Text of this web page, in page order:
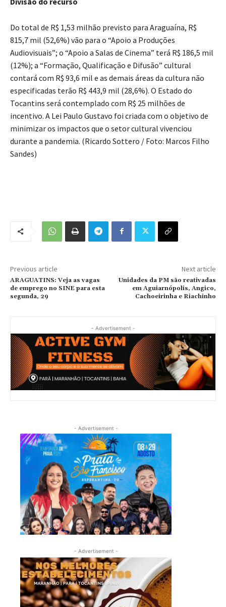
Do total de R$ 1,53 milhão previsto para Araguaína, R$
815,7 mil (52,6%) vão para o “Apoio a Produções
Audiovisuais”; o “Apoio a Salas de Cinema” terá R$ 186,5 mil
(12%); a “Formação, Qualificação e Difusão” cultural
contará com R$ 93,6 mil e as demais áreas da cultura não
especificadas terão R$ 443,9 mil (28,6%). O Estado do
Tocantins será contemplado com R$ 25 milhões de
incentivo. A Lei Paulo Gustavo foi criada com o objetivo de
minimizar os impactos que o setor cultural vivenciou
durante a pandemia. (Ricardo Sottero / Foto: Marcos Filho
Sandes)
Previous article
ARAGUATINS: Veja as vagas
de emprego no SINE para esta
segunda, 29
Next article
Unidades da PM são reativadas
em Aguiarnópolis, Angico,
Cachoeirinha e Riachinho
- Advertisement -
- Advertisement -
- Advertisement -